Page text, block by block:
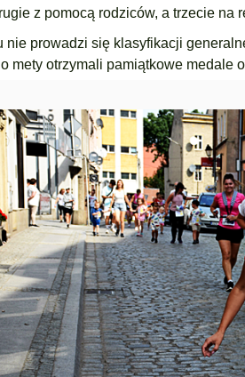
z pomocą rodziców, a trzecie na
nie prowadzi się klasyfikacji
mety otrzymali pamiątkowe medale